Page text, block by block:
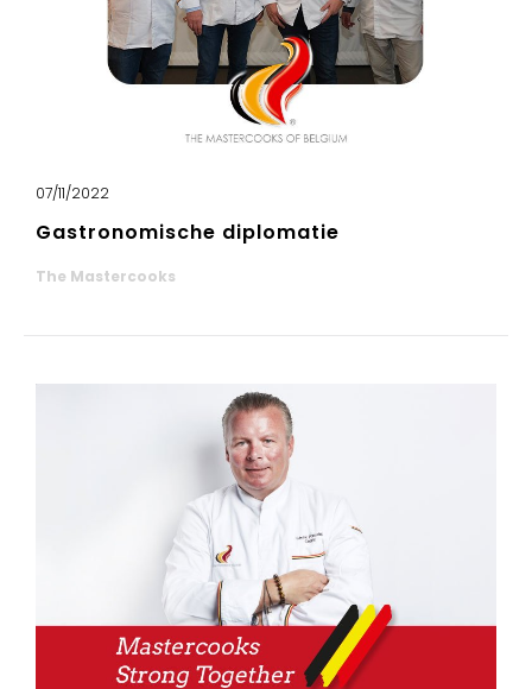
07/11/2022
Gastronomische diplomatie
The Mastercooks